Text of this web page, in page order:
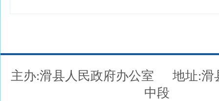
主办:滑县人民政府办公室
地址:滑
中段